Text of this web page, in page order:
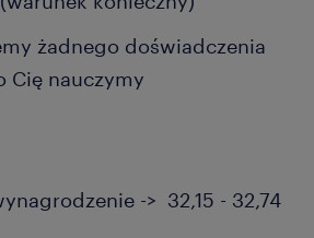
żadnego doświadczenia
Cię nauczymy
-> 32,15 - 32,74